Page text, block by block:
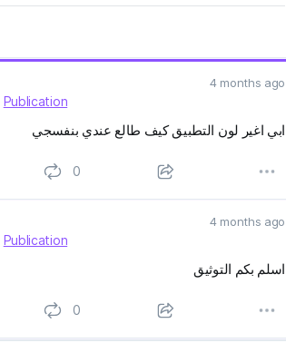
4 months ago
Publication
ابي اغير لون التطبيق كيف طالع عندي بنفسجي
0
4 months ago
Publication
اسلم بكم التوثيق
0